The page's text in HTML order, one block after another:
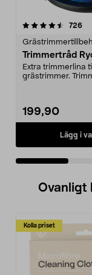
726
Trimmertråd
Extra trimmerlina
grästrimmer.
199,90
Lägg i
4.5 av 5
Ovanligt
Kolla priset